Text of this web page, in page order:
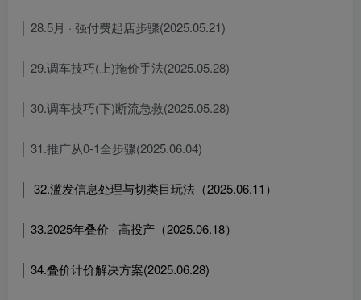
│ 28.5月 · 强付费起店步骤(2025.05.21)
│ 29.调车技巧(上)拖价手法(2025.05.28)
│ 30.调车技巧(下)断流急救(2025.05.28)
│ 31.推广从0-1全步骤(2025.06.04)
│ 32.滥发信息处理与切类目玩法（2025.06.11）
│ 33.2025年叠价 · 高投产（2025.06.18）
│ 34.叠价计价解决方案(2025.06.28)